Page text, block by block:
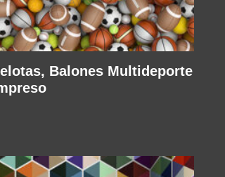
Balones Multideporte